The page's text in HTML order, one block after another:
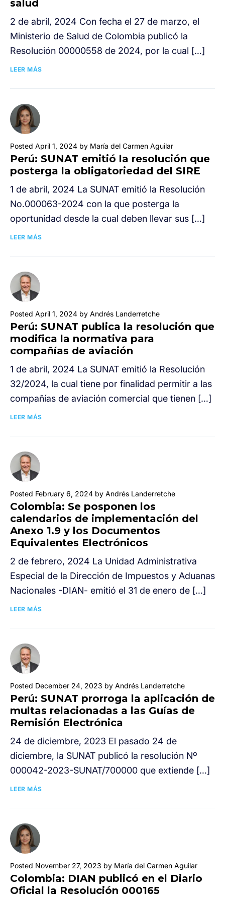
salud
2 de abril, 2024 Con fecha el 27 de marzo, el
Ministerio de Salud de Colombia publicó la
Resolución 00000558 de 2024, por la cual […]
LEER MÁS
Posted April 1, 2024 by María del Carmen Aguilar
Perú: SUNAT emitió la resolución que
posterga la obligatoriedad del SIRE
1 de abril, 2024 La SUNAT emitió la Resolución
No.000063-2024 con la que posterga la
oportunidad desde la cual deben llevar sus […]
LEER MÁS
Posted April 1, 2024 by Andrés Landerretche
Perú: SUNAT publica la resolución que
modifica la normativa para
compañías de aviación
1 de abril, 2024 La SUNAT emitió la Resolución
32/2024, la cual tiene por finalidad permitir a las
compañías de aviación comercial que tienen […]
LEER MÁS
Posted February 6, 2024 by Andrés Landerretche
Colombia: Se posponen los
calendarios de implementación del
Anexo 1.9 y los Documentos
Equivalentes Electrónicos
2 de febrero, 2024 La Unidad Administrativa
Especial de la Dirección de Impuestos y Aduanas
Nacionales -DIAN- emitió el 31 de enero de […]
LEER MÁS
Posted December 24, 2023 by Andrés Landerretche
Perú: SUNAT prorroga la aplicación de
multas relacionadas a las Guías de
Remisión Electrónica
24 de diciembre, 2023 El pasado 24 de
diciembre, la SUNAT publicó la resolución Nº
000042-2023-SUNAT/700000 que extiende […]
LEER MÁS
Posted November 27, 2023 by María del Carmen Aguilar
Colombia: DIAN publicó en el Diario
Oficial la Resolución 000165